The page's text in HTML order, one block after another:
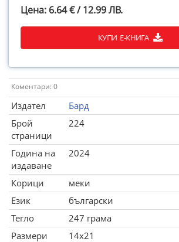
Цена: 6.64 € / 12.99 ЛВ.
КУПИ Е-КНИГА
Коментари: 0
Издател
Бард
Брой
страници
224
Година на
издаване
2024
Корици
меки
Език
български
Тегло
247 грама
Размери
14x21